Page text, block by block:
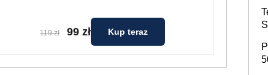
119 zł 99 zł Kup teraz